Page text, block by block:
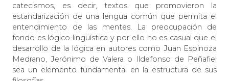
catecismos, es decir, textos que promovieron la
estandarización de una lengua común que permita el
entendimiento de las mentes. La preocupación de
fondo es lógico-lingüística y por ello no es casual que el
desarrollo de la lógica en autores como Juan Espinoza
Medrano, Jerónimo de Valera o Ildefonso de Peñafiel
sea un elemento fundamental en la estructura de sus